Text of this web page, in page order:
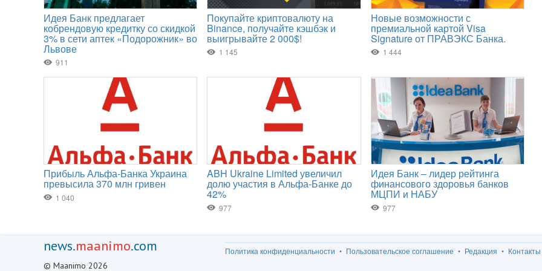
news.maanimo.com
© Maanimo 2026
Политика конфиденциальности Пользовательское соглашение Редакция Контакты